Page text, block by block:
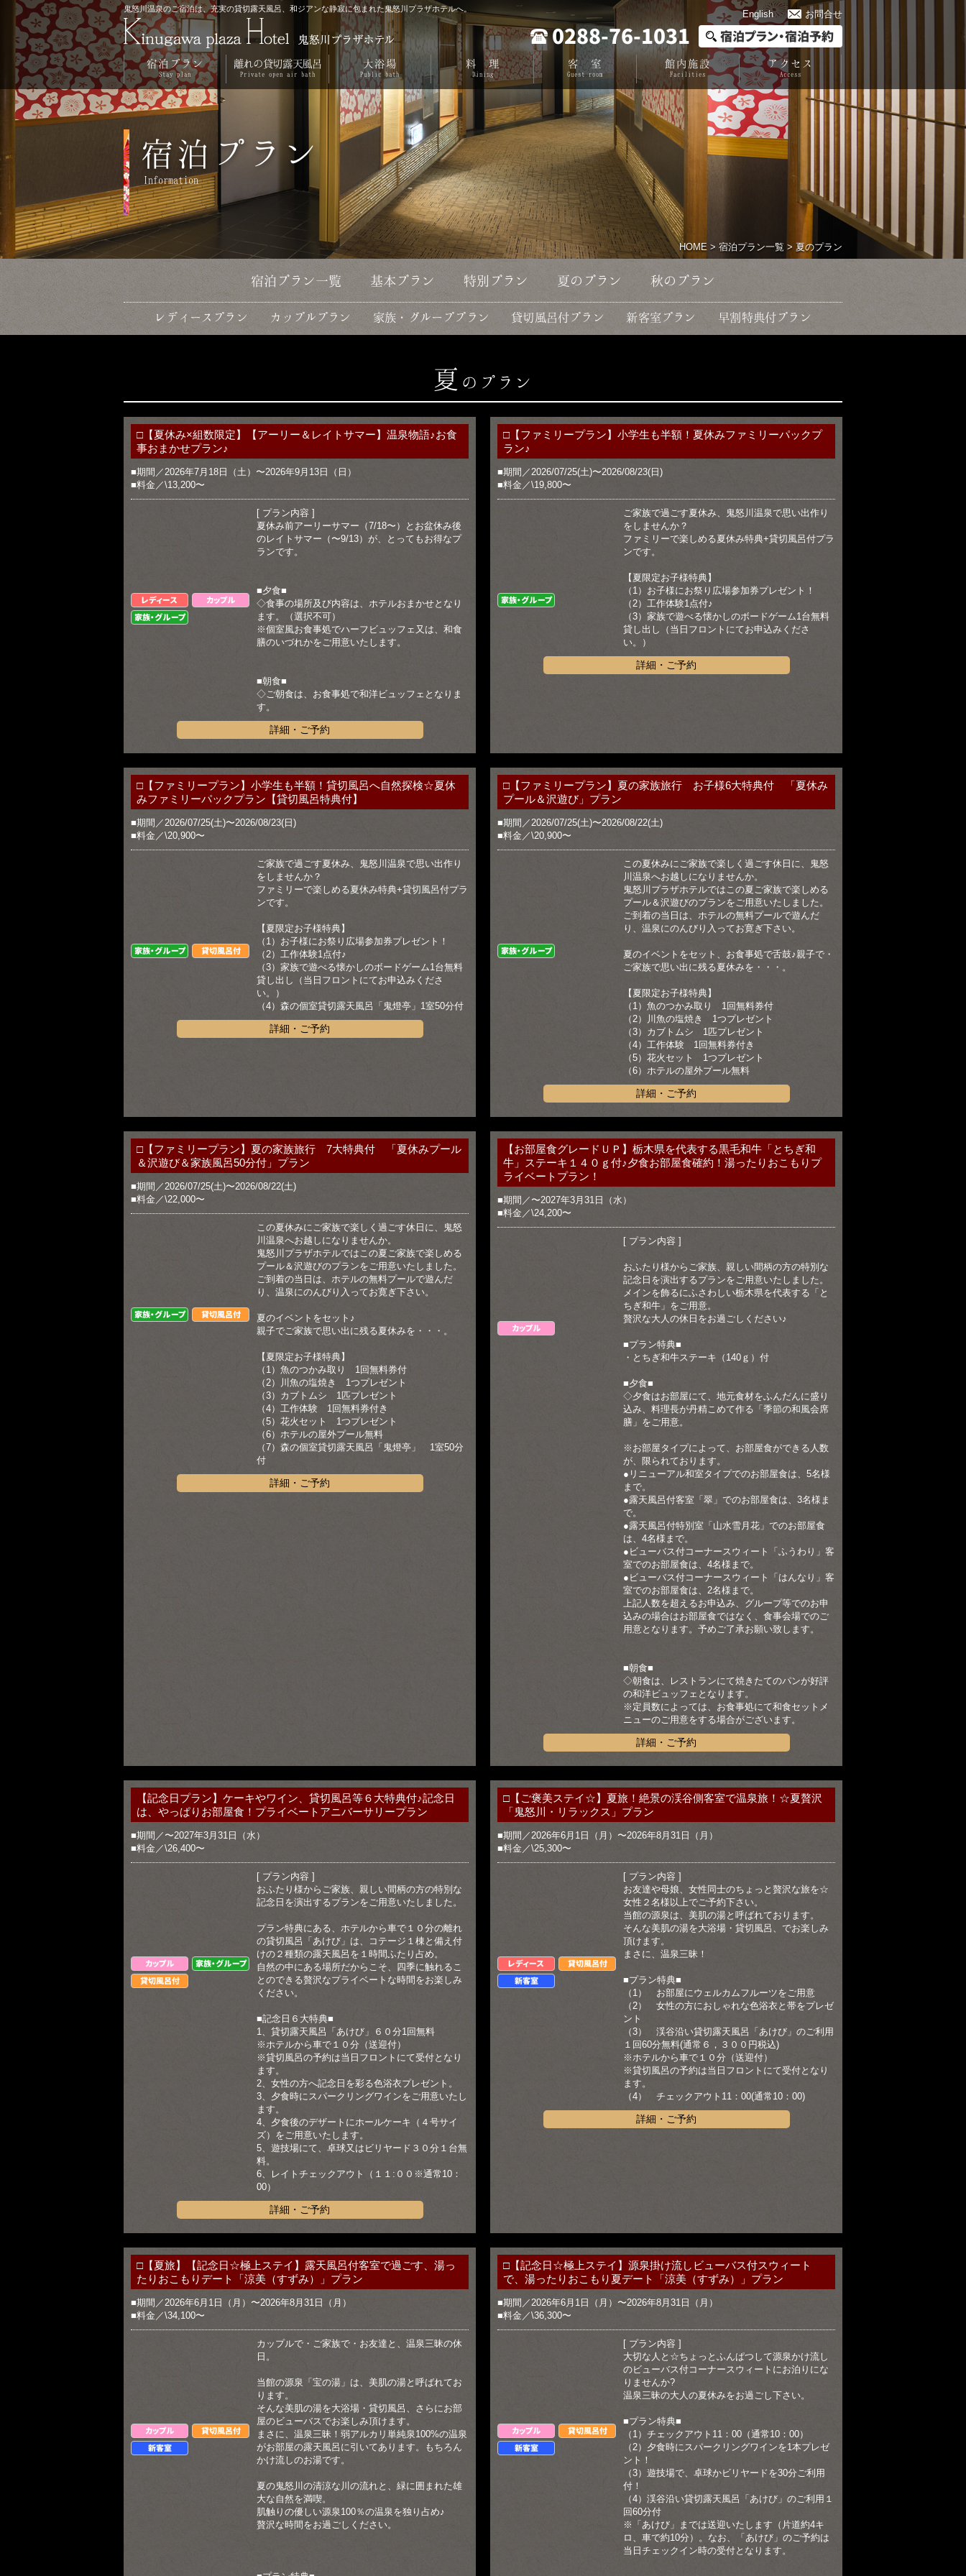
鬼怒川温泉のご宿泊は、充実の貸切露天風呂、和ジアンな静寂に包まれた鬼怒川プラザホテルへ。
0288-76-1031 宿泊プラン・宿泊予約
English お問合せ
宿泊プラン
Stay plan
離れの貸切露天風呂
Private open air bath
大浴場
Public bath
料 理
Dining
客 室
Guest room
館内施設
Facilities
アクセス
Access
宿泊プラン
Information
HOME > 宿泊プラン一覧 > 夏のプラン
宿泊プラン一覧 基本プラン 特別プラン 夏のプラン 秋のプラン
レディースプラン カップルプラン 家族・グループプラン 貸切風呂付プラン 新客室プラン 早割特典付プラン
夏 のプラン
□【夏休み×組数限定】【アーリー＆レイトサマー】温泉物語♪お食
事おまかせプラン♪
■期間／2026年7月18日（土）〜2026年9月13日（日）
■料金／\13,200〜
レディース
カップル
家族・グループ
[ プラン内容 ]
夏休み前アーリーサマー（7/18〜）とお盆休み後
のレイトサマー（〜9/13）が、とってもお得なプ
ランです。
■夕食■
◇食事の場所及び内容は、ホテルおまかせとなり
ます。（選択不可）
※個室風お食事処でハーフビュッフェ又は、和食
膳のいづれかをご用意いたします。
■朝食■
◇ご朝食は、お食事処で和洋ビュッフェとなりま
す。
詳細・ご予約
□【ファミリープラン】小学生も半額！夏休みファミリーパックプ
ラン♪
■期間／2026/07/25(土)〜2026/08/23(日)
■料金／\19,800〜
家族・グループ
ご家族で過ごす夏休み、鬼怒川温泉で思い出作り
をしませんか？
ファミリーで楽しめる夏休み特典+貸切風呂付プラ
ンです。
【夏限定お子様特典】
（1）お子様にお祭り広場参加券プレゼント！
（2）工作体験1点付♪
（3）家族で遊べる懐かしのボードゲーム1台無料
貸し出し（当日フロントにてお申込みくださ
い。）
詳細・ご予約
□【ファミリープラン】小学生も半額！貸切風呂へ自然探検☆夏休
みファミリーパックプラン【貸切風呂特典付】
■期間／2026/07/25(土)〜2026/08/23(日)
■料金／\20,900〜
家族・グループ 貸切風呂付
ご家族で過ごす夏休み、鬼怒川温泉で思い出作り
をしませんか？
ファミリーで楽しめる夏休み特典+貸切風呂付プラ
ンです。
【夏限定お子様特典】
（1）お子様にお祭り広場参加券プレゼント！
（2）工作体験1点付♪
（3）家族で遊べる懐かしのボードゲーム1台無料
貸し出し（当日フロントにてお申込みくださ
い。）
（4）森の個室貸切露天風呂「鬼燈亭」1室50分付
詳細・ご予約
□【ファミリープラン】夏の家族旅行 お子様6大特典付 「夏休み
プール＆沢遊び」プラン
■期間／2026/07/25(土)〜2026/08/22(土)
■料金／\20,900〜
家族・グループ
この夏休みにご家族で楽しく過ごす休日に、鬼怒
川温泉へお越しになりませんか。
鬼怒川プラザホテルではこの夏ご家族で楽しめる
プール＆沢遊びのプランをご用意いたしました。
ご到着の当日は、ホテルの無料プールで遊んだ
り、温泉にのんびり入ってお寛ぎ下さい。
夏のイベントをセット、お食事処で舌鼓♪親子で・
ご家族で思い出に残る夏休みを・・・。
【夏限定お子様特典】
（1）魚のつかみ取り 1回無料券付
（2）川魚の塩焼き 1つプレゼント
（3）カブトムシ 1匹プレゼント
（4）工作体験 1回無料券付き
（5）花火セット 1つプレゼント
（6）ホテルの屋外プール無料
詳細・ご予約
□【ファミリープラン】夏の家族旅行 7大特典付 「夏休みプール
＆沢遊び＆家族風呂50分付」プラン
■期間／2026/07/25(土)〜2026/08/22(土)
■料金／\22,000〜
家族・グループ 貸切風呂付
この夏休みにご家族で楽しく過ごす休日に、鬼怒
川温泉へお越しになりませんか。
鬼怒川プラザホテルではこの夏ご家族で楽しめる
プール＆沢遊びのプランをご用意いたしました。
ご到着の当日は、ホテルの無料プールで遊んだ
り、温泉にのんびり入ってお寛ぎ下さい。
夏のイベントをセット♪
親子でご家族で思い出に残る夏休みを・・・。
【夏限定お子様特典】
（1）魚のつかみ取り 1回無料券付
（2）川魚の塩焼き 1つプレゼント
（3）カブトムシ 1匹プレゼント
（4）工作体験 1回無料券付き
（5）花火セット 1つプレゼント
（6）ホテルの屋外プール無料
（7）森の個室貸切露天風呂「鬼燈亭」 1室50分
付
詳細・ご予約
【お部屋食グレードＵＰ】栃木県を代表する黒毛和牛「とちぎ和
牛」ステーキ１４０ｇ付♪夕食お部屋食確約！湯ったりおこもりプ
ライベートプラン！
■期間／〜2027年3月31日（水）
■料金／\24,200〜
カップル
[ プラン内容 ]
おふたり様からご家族、親しい間柄の方の特別な
記念日を演出するプランをご用意いたしました。
メインを飾るにふさわしい栃木県を代表する「と
ちぎ和牛」をご用意。
贅沢な大人の休日をお過ごしください♪
■プラン特典■
・とちぎ和牛ステーキ（140ｇ）付
■夕食■
◇夕食はお部屋にて、地元食材をふんだんに盛り
込み、料理長が丹精こめて作る「季節の和風会席
膳」をご用意。
※お部屋タイプによって、お部屋食ができる人数
が、限られております。
●リニューアル和室タイプでのお部屋食は、5名様
まで。
●露天風呂付客室「翠」でのお部屋食は、3名様ま
で。
●露天風呂付特別室「山水雪月花」でのお部屋食
は、4名様まで。
●ビューバス付コーナースウィート「ふうわり」客
室でのお部屋食は、4名様まで。
●ビューバス付コーナースウィート「はんなり」客
室でのお部屋食は、2名様まで。
上記人数を超えるお申込み、グループ等でのお申
込みの場合はお部屋食ではなく、食事会場でのご
用意となります。予めご了承お願い致します。
■朝食■
◇朝食は、レストランにて焼きたてのパンが好評
の和洋ビュッフェとなります。
※定員数によっては、お食事処にて和食セットメ
ニューのご用意をする場合がございます。
詳細・ご予約
【記念日プラン】ケーキやワイン、貸切風呂等６大特典付♪記念日
は、やっぱりお部屋食！プライベートアニバーサリープラン
■期間／〜2027年3月31日（水）
■料金／\26,400〜
カップル
家族・グループ
貸切風呂付
[ プラン内容 ]
おふたり様からご家族、親しい間柄の方の特別な
記念日を演出するプランをご用意いたしました。
プラン特典にある、ホテルから車で１０分の離れ
の貸切風呂「あけび」は、コテージ１棟と備え付
けの２種類の露天風呂を１時間ふたり占め。
自然の中にある場所だからこそ、四季に触れるこ
とのできる贅沢なプライベートな時間をお楽しみ
ください。
■記念日６大特典■
1、貸切露天風呂「あけび」６０分1回無料
※ホテルから車で１０分（送迎付）
※貸切風呂の予約は当日フロントにて受付となり
ます。
2、女性の方へ記念日を彩る色浴衣プレゼント。
3、夕食時にスパークリングワインをご用意いたし
ます。
4、夕食後のデザートにホールケーキ（４号サイ
ズ）をご用意いたします。
5、遊技場にて、卓球又はビリヤード３０分１台無
料。
6、レイトチェックアウト（１１:００※通常10：
00）
詳細・ご予約
□【ご褒美ステイ☆】夏旅！絶景の渓谷側客室で温泉旅！☆夏贅沢
「鬼怒川・リラックス」プラン
■期間／2026年6月1日（月）〜2026年8月31日（月）
■料金／\25,300〜
レディース
貸切風呂付
新客室
[ プラン内容 ]
お友達や母娘、女性同士のちょっと贅沢な旅を☆
女性２名様以上でご予約下さい。
当館の源泉は、美肌の湯と呼ばれております。
そんな美肌の湯を大浴場・貸切風呂、でお楽しみ
頂けます。
まさに、温泉三昧！
■プラン特典■
（1） お部屋にウェルカムフルーツをご用意
（2） 女性の方におしゃれな色浴衣と帯をプレゼ
ント
（3） 渓谷沿い貸切露天風呂「あけび」のご利用
１回60分無料(通常６，３００円税込)
※ホテルから車で１０分（送迎付）
※貸切風呂の予約は当日フロントにて受付となり
ます。
（4） チェックアウト11：00(通常10：00)
詳細・ご予約
□【夏旅】【記念日☆極上ステイ】露天風呂付客室で過ごす、湯っ
たりおこもりデート「涼美（すずみ）」プラン
■期間／2026年6月1日（月）〜2026年8月31日（月）
■料金／\34,100〜
カップル
貸切風呂付
新客室
カップルで・ご家族で・お友達と、温泉三昧の休
日。
当館の源泉「宝の湯」は、美肌の湯と呼ばれてお
ります。
そんな美肌の湯を大浴場・貸切風呂、さらにお部
屋のビューバスでお楽しみ頂けます。
まさに、温泉三昧！弱アルカリ単純泉100%の温泉
がお部屋の露天風呂に引いてあります。もちろん
かけ流しのお湯です。
夏の鬼怒川の清涼な川の流れと、緑に囲まれた雄
大な自然を満喫。
肌触りの優しい源泉100％の温泉を独り占め♪
贅沢な時間をお過ごしください。
□【記念日☆極上ステイ】源泉掛け流しビューバス付スウィート
で、湯ったりおこもり夏デート「涼美（すずみ）」プラン
■期間／2026年6月1日（月）〜2026年8月31日（月）
■料金／\36,300〜
カップル
貸切風呂付
新客室
[ プラン内容 ]
大切な人と☆ちょっとふんぱつして源泉かけ流し
のビューバス付コーナースウィートにお泊りにな
りませんか?
温泉三昧の大人の夏休みをお過ごし下さい。
■プラン特典■
（1）チェックアウト11：00（通常10：00）
（2）夕食時にスパークリングワインを1本プレゼ
ント！
（3）遊技場で、卓球かビリヤードを30分ご利用
付！
（4）渓谷沿い貸切露天風呂「あけび」のご利用１
回60分付
※「あけび」までは送迎いたします（片道約4キ
ロ、車で約10分）。なお、「あけび」のご予約は
当日チェックイン時の受付となります。